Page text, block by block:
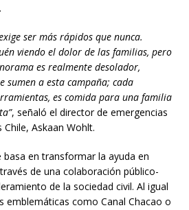
ser más rápidos que nunca.
viendo el dolor de las familias, pero
es realmente desolador,
sumen a esta campaña; cada
es comida para una familia
, señaló el director de emergencias
Askaan Wohlt.
basa en transformar la ayuda en
de una colaboración público-
de la sociedad civil. Al igual
emblemáticas como Canal Chacao o